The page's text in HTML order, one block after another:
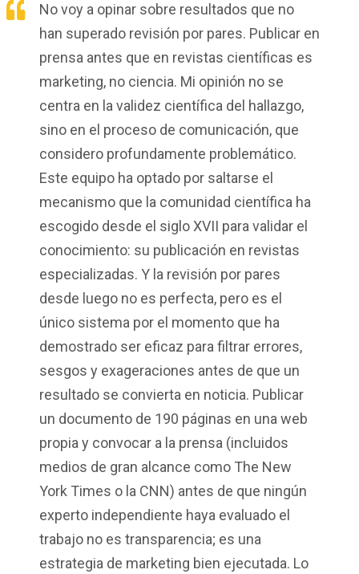
No voy a opinar sobre resultados que no
han superado revisión por pares. Publicar en
prensa antes que en revistas científicas es
marketing, no ciencia. Mi opinión no se
centra en la validez científica del hallazgo,
sino en el proceso de comunicación, que
considero profundamente problemático.
Este equipo ha optado por saltarse el
mecanismo que la comunidad científica ha
escogido desde el siglo XVII para validar el
conocimiento: su publicación en revistas
especializadas. Y la revisión por pares
desde luego no es perfecta, pero es el
único sistema por el momento que ha
demostrado ser eficaz para filtrar errores,
sesgos y exageraciones antes de que un
resultado se convierta en noticia. Publicar
un documento de 190 páginas en una web
propia y convocar a la prensa (incluidos
medios de gran alcance como The New
York Times o la CNN) antes de que ningún
experto independiente haya evaluado el
trabajo no es transparencia; es una
estrategia de marketing bien ejecutada. Lo